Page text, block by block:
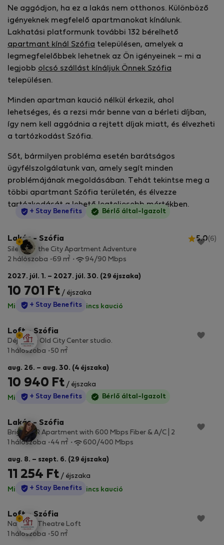
Ne aggódjon, ha ez a lakás nem otthonos. Különböző
igényeknek megfelelő apartmanokat kínálunk.
Lakhatási platformunk további 132 bérelhető
apartmant kínál Szófia településen, amelyek a
legmegfelelőbbek lehetnek az Ön igényeinek – mi a
legjobb olcsó szállást kínáljuk Önnek Szófia
településen.
Minden apartman kaució nélkül érkezik, ahol
lehetséges, és a rezsi már benne van a bérleti díjban,
így nem kell aggódnia a rejtett díjak miatt, és élvezheti
a tartózkodást Szófia.
Sőt, bármilyen probléma esetén barátságos
ügyfélszolgálatunk van, amely segít minden
problémájának megoldásában. Tehát tekintse meg a
többi apartmant Szófia területén, és élvezze
tartózkodását a lehető legteljesebb mértékben.
StayProtection
+ Stay Benefits Bérlő által-Igazolt
Lakás - Szófia 5.0(6)
Silence & the City Apartment Adventure
2 hálószoba
69 m2 94/90 Mbps
2027. júl. 1. – 2027. júl. 30. (29 éjszaka)
10 701 Ft / éjszaka
Minden díj benne van·Nincs kaució
StayProtection
+ Stay Benefits
Loft - Szófia
Déja Blue Old City Center studio.
1 hálószoba
50 m2
aug. 26. – aug. 30. (4 éjszaka)
10 940 Ft / éjszaka
Minden díj benne van·Nincs kaució
StayProtection
+ Stay Benefits Bérlő által-Igazolt
Lakás - Szófia
Bright 1BR Apartment with 600 Mbps Fiber & A/C | 2
1 hálószoba
44 m2 600/400 Mbps
aug. 8. – szept. 6. (29 éjszaka)
11 254 Ft / éjszaka
Minden díj benne van·Nincs kaució
StayProtection
+ Stay Benefits
Loft - Szófia
National Theatre Loft
1 hálószoba
50 m2